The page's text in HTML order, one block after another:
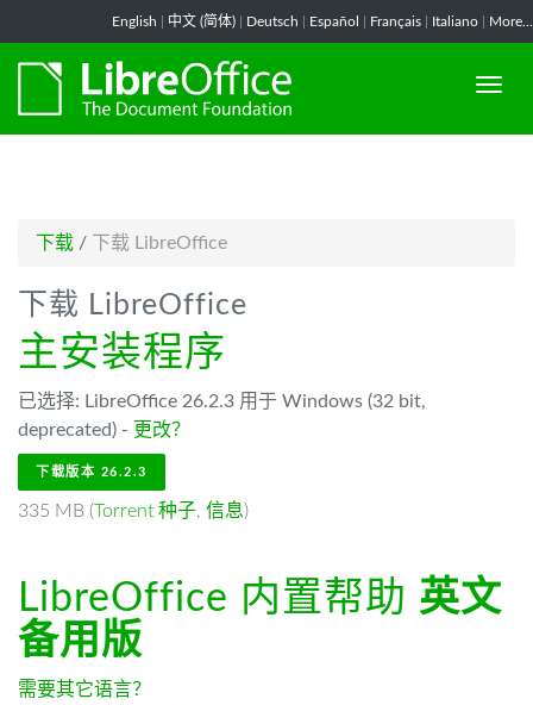
English 中文 (简体) Deutsch Español Français Italiano More...
下载 / 下载 LibreOffice
下载 LibreOffice
主安装程序
已选择: LibreOffice 26.2.3 用于 Windows (32 bit,
deprecated) - 更改？
下载版本 26.2.3
335 MB (Torrent 种子, 信息)
LibreOffice 内置帮助 英文
备用版
需要其它语言？